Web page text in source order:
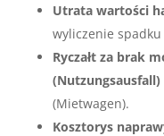
Utrata wartości
wyliczenie
Ryczałt za brak
(Nutzungsausfall)
(Mietwagen).
Kosztorys